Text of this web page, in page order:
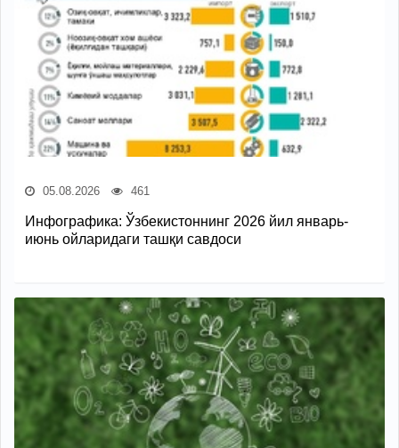
05.08.2026 461
Инфографика: Ўзбекистоннинг 2026 йил январь-
июнь ойларидаги ташқи савдоси